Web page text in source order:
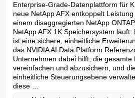
Enterprise-Grade-Datenplattform für
neue NetApp AFX entkoppelt
einem disaggregierten NetApp
NetApp AFX 1K Speichersystem läuft.
ist eine sichere, einheitliche
das NVIDIA AI Data Platform
Unternehmen dabei hilft, die gesamte
vereinfachen und abzusichern, und
einheitliche Steuerungsebene
diese …